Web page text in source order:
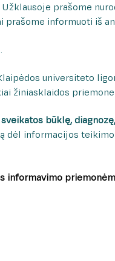
prašome
prašome informuoti iš
universiteto
žiniasklaidos
sveikatos būklę,
dėl informacijos
informavimo